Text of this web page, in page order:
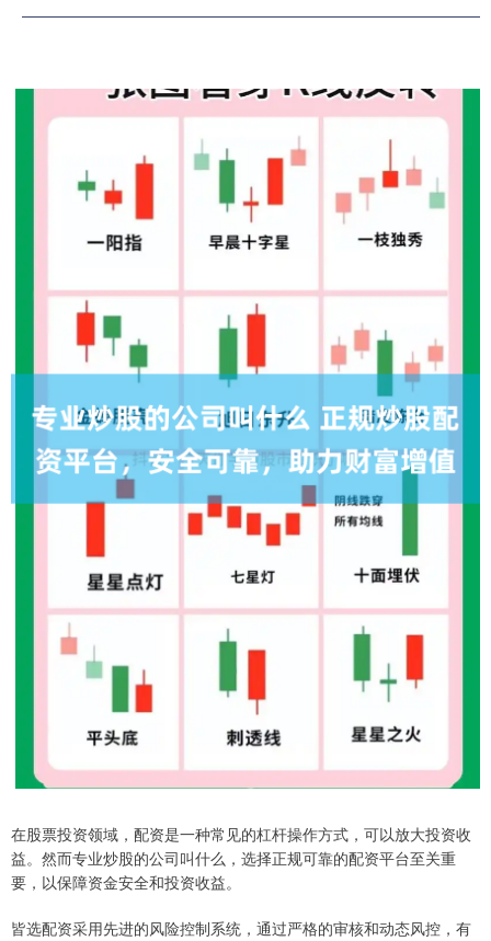
在股票投资领域，配资是一种常见的杠杆操作方式，可以放大投资收
益。然而专业炒股的公司叫什么，选择正规可靠的配资平台至关重
要，以保障资金安全和投资收益。
皆选配资采用先进的风险控制系统，通过严格的审核和动态风控，有